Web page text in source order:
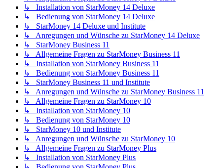
↳ Installation von StarMoney 14 Deluxe
↳ Bedienung von StarMoney 14 Deluxe
↳ StarMoney 14 Deluxe und Institute
↳ Anregungen und Wünsche zu StarMoney 14 Deluxe
↳ StarMoney Business 11
↳ Allgemeine Fragen zu StarMoney Business 11
↳ Installation von StarMoney Business 11
↳ Bedienung von StarMoney Business 11
↳ StarMoney Business 11 und Institute
↳ Anregungen und Wünsche zu StarMoney Business 11
↳ Allgemeine Fragen zu StarMoney 10
↳ Installation von StarMoney 10
↳ Bedienung von StarMoney 10
↳ StarMoney 10 und Institute
↳ Anregungen und Wünsche zu StarMoney 10
↳ Allgemeine Fragen zu StarMoney Plus
↳ Installation von StarMoney Plus